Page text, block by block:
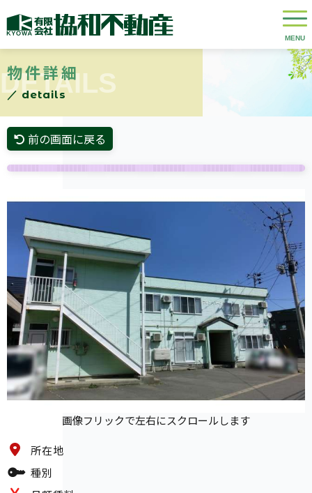
物件詳細
／ details
DETAILS
前の画面に戻る
所在地
種別
画像フリックで左右にスクロールします